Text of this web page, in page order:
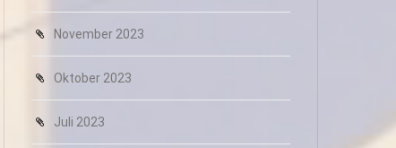
November 2023
Oktober 2023
Juli 2023